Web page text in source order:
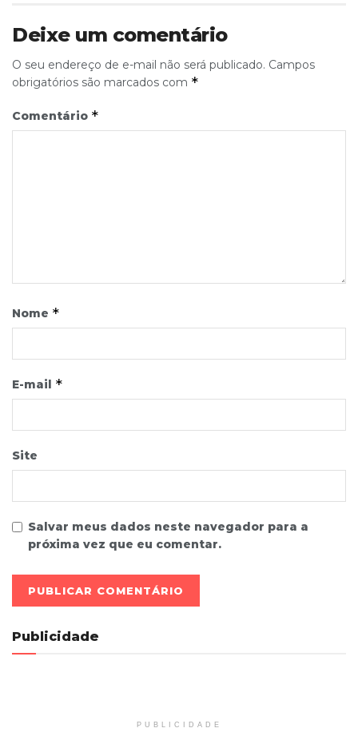
Deixe um comentário
O seu endereço de e-mail não será publicado. Campos
obrigatórios são marcados com *
Comentário *
Nome *
E-mail *
Site
Salvar meus dados neste navegador para a
próxima vez que eu comentar.
Publicidade
PUBLICIDADE